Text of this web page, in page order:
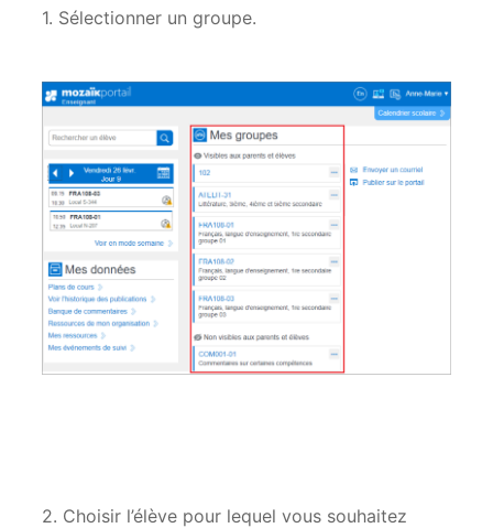
1. Sélectionner un groupe.
2. Choisir l’élève pour lequel vous souhaitez